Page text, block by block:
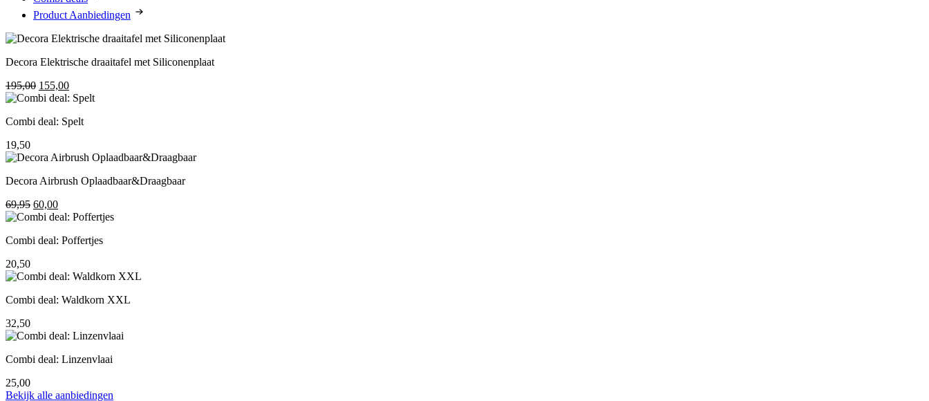
Product Aanbiedingen
Decora Elektrische draaitafel met Siliconenplaat
195,00 Oorspronkelijke
prijs
195,00.
155,00Huidige
prijs
155,00.
Combi deal: Spelt
19,50
Decora Airbrush Oplaadbaar&Draagbaar
69,95 Oorspronkelijke
prijs
69,95.
60,00Huidige
prijs
60,00.
Combi deal: Poffertjes
20,50
Combi deal: Waldkorn XXL
32,50
Combi deal: Linzenvlaai
25,00
Bekijk alle aanbiedingen